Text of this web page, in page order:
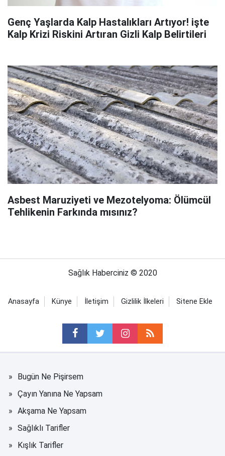
Genç Yaşlarda Kalp Hastalıkları Artıyor! işte
Kalp Krizi Riskini Artıran Gizli Kalp Belirtileri
Asbest Maruziyeti ve Mezotelyoma: Ölümcül
Tehlikenin Farkında mısınız?
Sağlık Haberciniz © 2020
Anasayfa Künye İletişim Gizlilik İlkeleri Sitene Ekle
Bugün Ne Pişirsem
Çayın Yanına Ne Yapsam
Akşama Ne Yapsam
Sağlıklı Tarifler
Kışlık Tarifler